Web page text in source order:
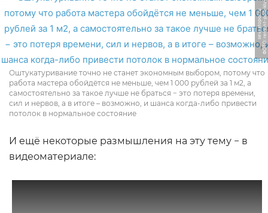
Ф
О
Т
О:
r
e
m
o
n
t
-
p
o
d
-kl
u
c
h
-
s
e
v
a
s
t
o
p
ol.
r
u
Оштукатуривание точно не станет экономным выбором, потому что
работа мастера обойдётся не меньше, чем 1 000 рублей за 1 м2, а
самостоятельно за такое лучше не браться − это потеря времени,
сил и нервов, а в итоге – возможно, и шанса когда-либо привести
потолок в нормальное состояние
И ещё некоторые размышления на эту тему − в
видеоматериале: